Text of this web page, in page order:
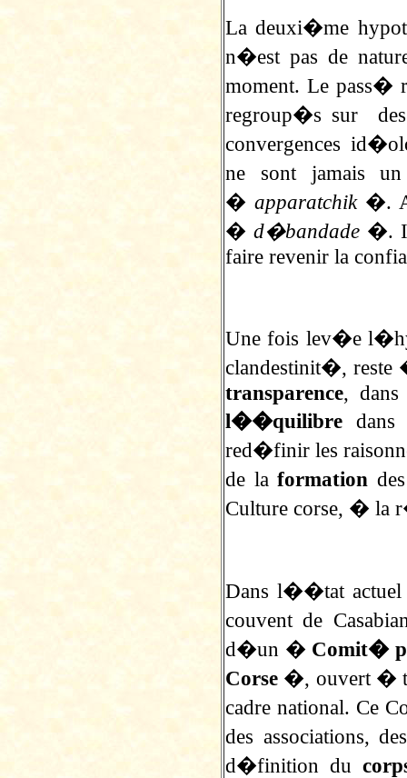
La deuxi�me
n�est pas de
moment. Le pass�
regroup�s sur
convergences
ne sont jamais
�apparatchik�. A
� d�bandade �. Il
faire revenir la
Une fois lev�e
clandestinit�, reste
transparence, dans
l��quilibre
red�finir les
de laformation
Culture corse, � la
Dans l��tat actuel
couvent de
d�un � Comit�
Corse �, ouvert �
cadre national. Ce
des associations,
d�finition du